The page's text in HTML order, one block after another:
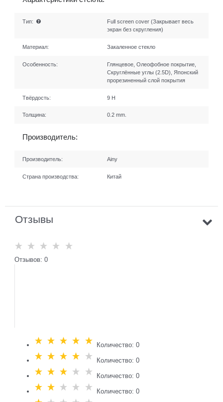
Тип:
Full screen cover (Закрывает весь
экран без скругления)
Материал: Закаленное стекло
Особенность:
Глянцевое, Олеофобное покрытие,
Скруглённые углы (2.5D), Японский
прорезиненный слой покрытия
Твёрдость: 9 H
Толщина: 0.2 mm.
Производитель:
Производитель: Ainy
Страна производства: Китай
Отзывы
Отзывов: 0
Количество: 0
Количество: 0
Количество: 0
Количество: 0